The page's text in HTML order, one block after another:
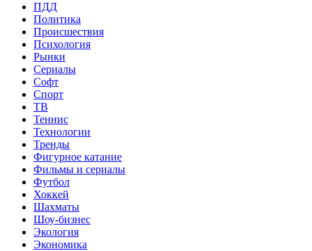
ПДД
Политика
Происшествия
Психология
Рынки
Сериалы
Софт
Спорт
ТВ
Теннис
Технологии
Тренды
Фигурное катание
Фильмы и сериалы
Футбол
Хоккей
Шахматы
Шоу-бизнес
Экология
Экономика